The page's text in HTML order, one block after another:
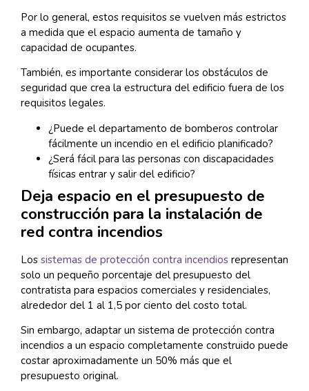
Por lo general, estos requisitos se vuelven más estrictos
a medida que el espacio aumenta de tamaño y
capacidad de ocupantes.
También, es importante considerar los obstáculos de
seguridad que crea la estructura del edificio fuera de los
requisitos legales.
¿Puede el departamento de bomberos controlar
fácilmente un incendio en el edificio planificado?
¿Será fácil para las personas con discapacidades
físicas entrar y salir del edificio?
Deja espacio en el presupuesto de
construcción para la instalación de
red contra incendios
Los sistemas de protección contra incendios representan
solo un pequeño porcentaje del presupuesto del
contratista para espacios comerciales y residenciales,
alrededor del 1 al 1,5 por ciento del costo total.
Sin embargo, adaptar un sistema de protección contra
incendios a un espacio completamente construido puede
costar aproximadamente un 50% más que el
presupuesto original.